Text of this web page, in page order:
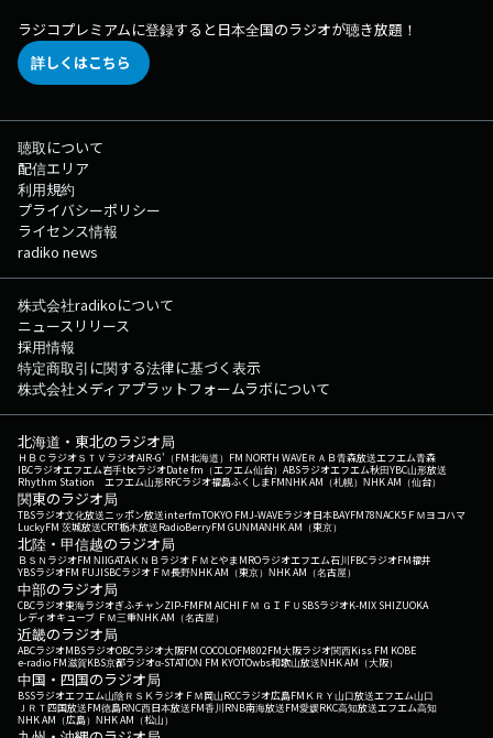
ラジコプレミアムに登録すると日本全国のラジオが聴き放題！
詳しくはこちら
聴取について
配信エリア
利用規約
プライバシーポリシー
ライセンス情報
radiko news
株式会社radikoについて
ニュースリリース
採用情報
特定商取引に関する法律に基づく表示
株式会社メディアプラットフォームラボについて
北海道・東北のラジオ局
ＨＢＣラジオＳＴＶラジオAIR-G'（FM北海道） FM NORTH WAVEＲＡＢ青森放送エフエム青森
IBCラジオエフエム岩手tbcラジオDate fm（エフエム仙台） ABSラジオエフエム秋田YBC山形放送
Rhythm Station エフエム山形RFCラジオ福島ふくしまFMNHK AM（札幌） NHK AM（仙台）
関東のラジオ局
TBSラジオ文化放送ニッポン放送interfmTOKYO FMJ-WAVEラジオ日本BAYFM78NACK5 ＦＭヨコハマ
LuckyFM 茨城放送CRT栃木放送RadioBerryFM GUNMANHK AM（東京）
北陸・甲信越のラジオ局
ＢＳＮラジオFM NIIGATAＫＮＢラジオ ＦＭとやまMROラジオエフエム石川FBCラジオFM福井
YBSラジオFM FUJISBCラジオ ＦＭ長野NHK AM（東京） NHK AM（名古屋）
中部のラジオ局
CBCラジオ東海ラジオぎふチャンZIP-FMFM AICHI ＦＭ ＧＩＦＵ SBSラジオK-MIX SHIZUOKA
レディオキューブ ＦＭ三重NHK AM（名古屋）
近畿のラジオ局
ABCラジオMBSラジオOBCラジオ大阪FM COCOLOFM802FM大阪ラジオ関西Kiss FM KOBE
e-radio FM滋賀KBS京都ラジオα-STATION FM KYOTOwbs和歌山放送NHK AM（大阪）
中国・四国のラジオ局
BSSラジオエフエム山陰ＲＳＫラジオ ＦＭ岡山RCCラジオ広島FM ＫＲＹ山口放送エフエム山口
ＪＲＴ四国放送FM徳島RNC西日本放送FM香川RNB南海放送FM愛媛RKC高知放送エフエム高知
NHK AM（広島） NHK AM（松山）